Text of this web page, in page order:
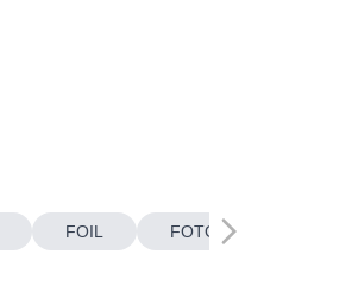
FOIL FOTOBOTONES